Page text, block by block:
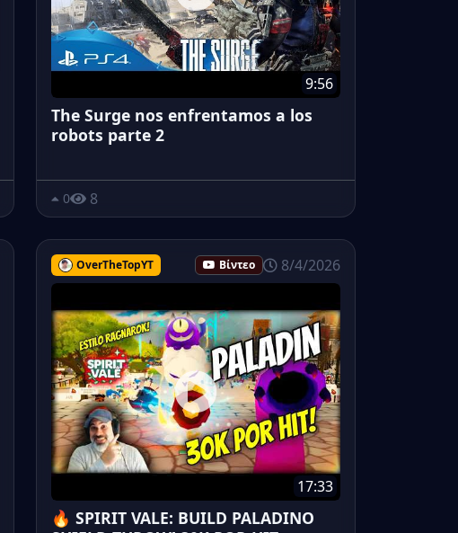
9:56
The Surge nos enfrentamos a los
robots parte 2
0 8
OverTheTopYT Βίντεο 8/4/2026
17:33
🔥 SPIRIT VALE: BUILD PALADINO